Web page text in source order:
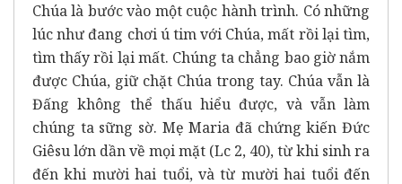
Chúa là bước vào một cuộc hành trình. Có những
lúc như đang chơi ú tim với Chúa, mất rồi lại tìm,
tìm thấy rồi lại mất. Chúng ta chẳng bao giờ nắm
được Chúa, giữ chặt Chúa trong tay. Chúa vẫn là
Đấng không thể thấu hiểu được, và vẫn làm
chúng ta sững sờ. Mẹ Maria đã chứng kiến Đức
Giêsu lớn dần về mọi mặt (Lc 2, 40), từ khi sinh ra
đến khi mười hai tuổi, và từ mười hai tuổi đến